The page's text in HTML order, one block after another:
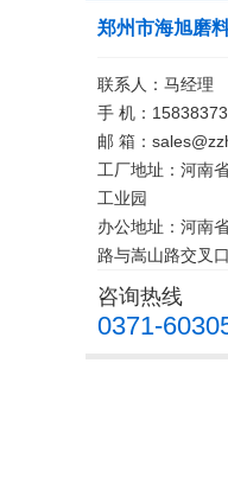
郑州市海旭磨
联系人：马经理
手 机：
邮 箱：
工厂地址：河南
工业园
办公地址：河南
路与嵩山路交叉
咨询热线
0371-